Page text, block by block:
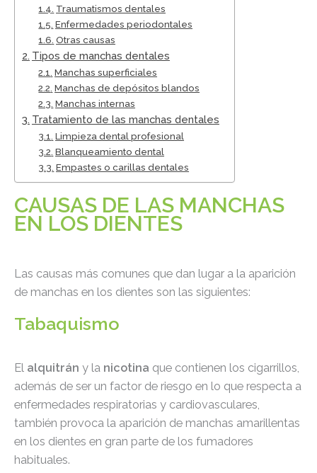
Traumatismos dentales
Enfermedades periodontales
Otras causas
Tipos de manchas dentales
Manchas superficiales
Manchas de depósitos blandos
Manchas internas
Tratamiento de las manchas dentales
Limpieza dental profesional
Blanqueamiento dental
Empastes o carillas dentales
CAUSAS DE LAS MANCHAS
EN LOS DIENTES
Las causas más comunes que dan lugar a la aparición
de manchas en los dientes son las siguientes:
Tabaquismo
El alquitrán y la nicotina que contienen los cigarrillos,
además de ser un factor de riesgo en lo que respecta a
enfermedades respiratorias y cardiovasculares,
también provoca la aparición de manchas amarillentas
en los dientes en gran parte de los fumadores
habituales.